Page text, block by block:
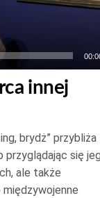
innej
brydż” przybliża
się
ale także